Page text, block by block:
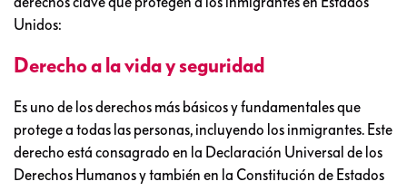
Unidos:
Derecho a la vida y seguridad
Es uno de los derechos más básicos y fundamentales que
protege a todas las personas, incluyendo los inmigrantes. Este
derecho está consagrado en la Declaración Universal de los
Derechos Humanos y también en la Constitución de Estados